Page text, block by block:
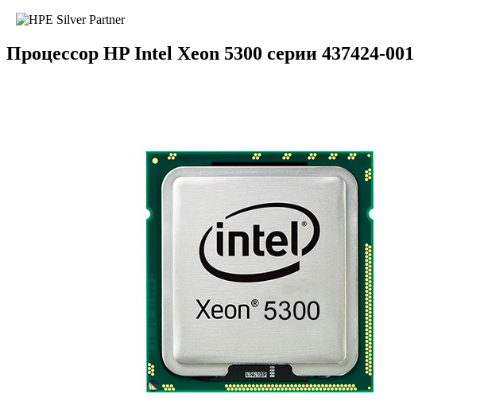
Процессор HP Intel Xeon 5300 серии 437424-001